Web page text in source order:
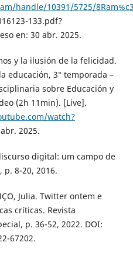
handle/10391/5725/
133.pdf?
en: 30 abr. 2025.
y la ilusión de la felicidad.
educación, 3° temporada –
sobre Educación y
(2h 11min). [Live].
watch?
2025.
digital: um campo de
p. 8-20, 2016.
Julia. Twitter ontem e
críticas. Revista
p. 36-52, 2022. DOI:
67202.